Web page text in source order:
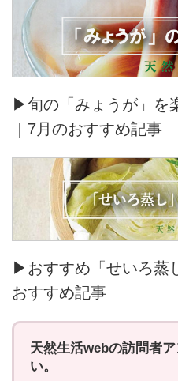
▶旬の「みょうが」を
｜7月のおすすめ記事
▶おすすめ「せいろ蒸
おすすめ記事